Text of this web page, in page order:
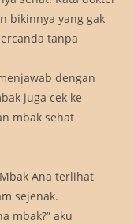
bikinnya yang gak
tanpa
dengan
juga cek ke
mbak sehat
Ana terlihat
sejenak.
mbak?” aku